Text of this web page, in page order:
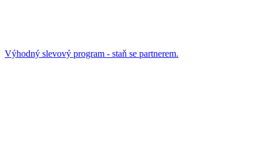
Výhodný slevový program - staň se partnerem.